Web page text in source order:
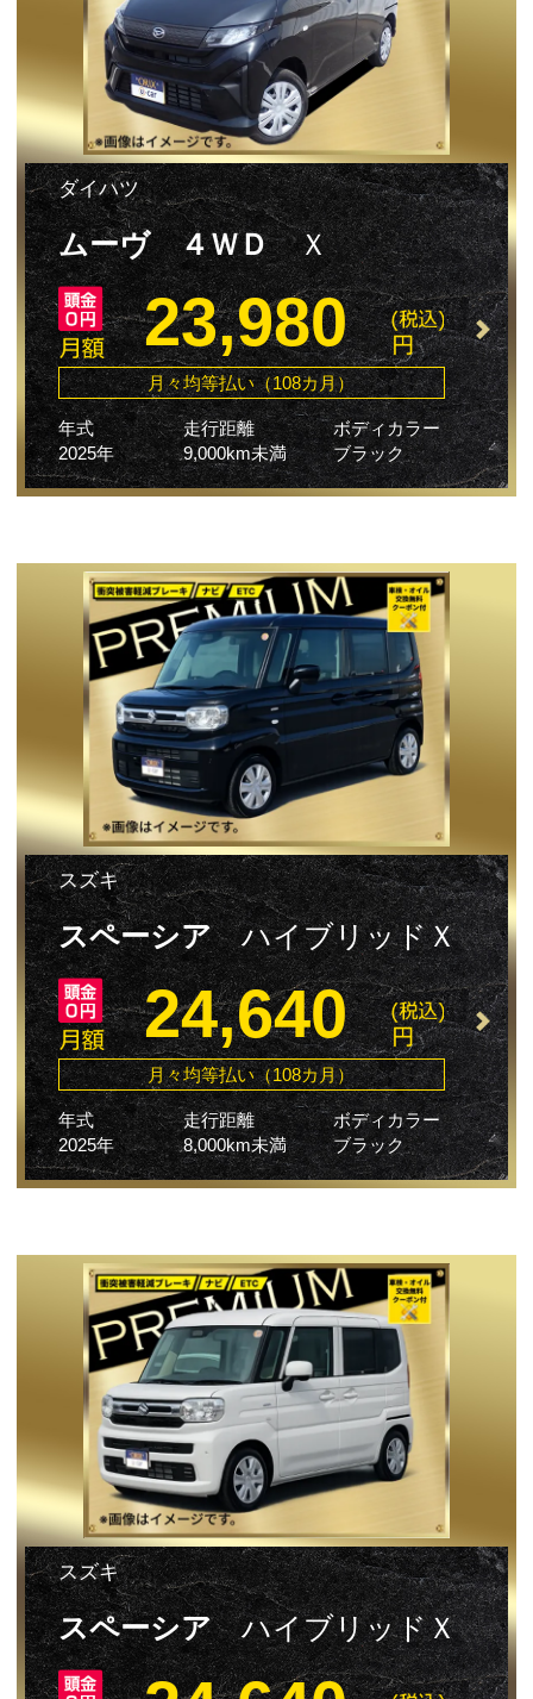
ダイハツ
ムーヴ ４ＷＤＸ
23,980
月々均等払い（108カ月）
年式
2025年
走行距離
9,000km未満
ボディカラー
ブラック
スズキ
スペーシアハイブリッドＸ
24,640
月々均等払い（108カ月）
年式
2025年
走行距離
8,000km未満
ボディカラー
ブラック
スズキ
スペーシアハイブリッドＸ